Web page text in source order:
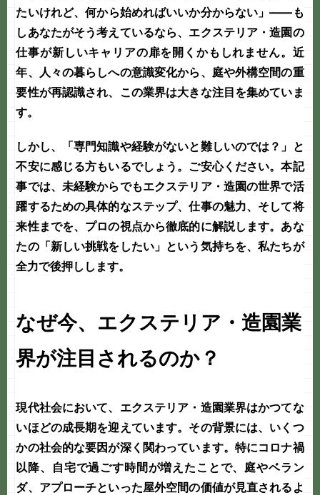
たいけれど、何から始めればいいか分からない」――も
しあなたがそう考えているなら、 エクステリア・造園の
仕事が新しいキャリアの扉を開くかもしれません。近
年、人々の暮らしへの意識変化から、庭や外構空間の重
要性が再認識され、この業界は大きな注目を集めていま
す。
しかし、「専門知識や経験がないと難しいのでは？」と
不安に感じる方もいるでしょう。ご安心ください。本記
事では、未経験からでもエクステリア・造園の世界で活
躍するための具体的なステップ、仕事の魅力、そして将
来性までを、プロの視点から徹底的に解説します。あな
たの「新しい挑戦をしたい」という気持ちを、私たちが
全力で後押しします。
なぜ今、エクステリア・造園業
界が注目されるのか？
現代社会において、エクステリア・造園業界はかつてな
いほどの成長期を迎えています。その背景には、いくつ
かの社会的な要因が深く関わっています。特にコロナ禍
以降、自宅で過ごす時間が増えたことで、 庭やベラン
ダ、アプローチといった屋外空間の価値が見直されるよ